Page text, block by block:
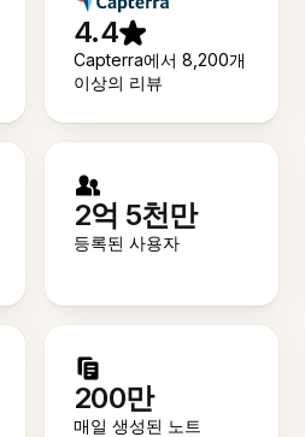
4.4
Capterra에서 8,200개
이상의 리뷰
2억 5천만
등록된 사용자
200만
매일 생성된 노트